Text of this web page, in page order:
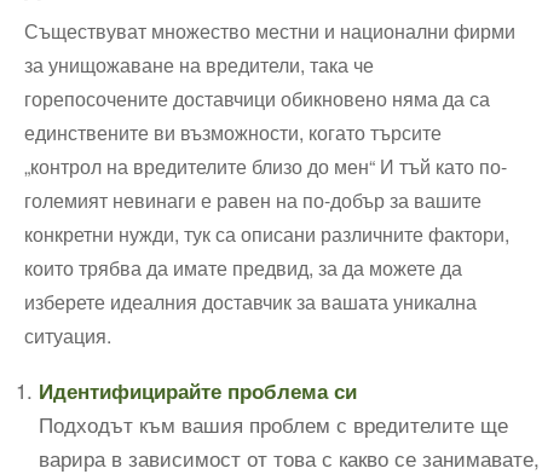
Съществуват множество местни и национални фирми
за унищожаване на вредители, така че
горепосочените доставчици обикновено няма да са
единствените ви възможности, когато търсите
„контрол на вредителите близо до мен“ И тъй като по-
големият невинаги е равен на по-добър за вашите
конкретни нужди, тук са описани различните фактори,
които трябва да имате предвид, за да можете да
изберете идеалния доставчик за вашата уникална
ситуация.
Идентифицирайте проблема си
Подходът към вашия проблем с вредителите ще
варира в зависимост от това с какво се занимавате,